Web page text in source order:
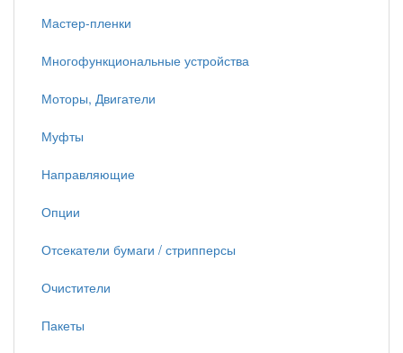
Мастер-пленки
Многофункциональные устройства
Моторы, Двигатели
Муфты
Направляющие
Опции
Отсекатели бумаги / стрипперсы
Очистители
Пакеты